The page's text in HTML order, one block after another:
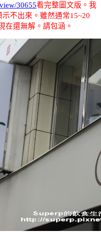
30655看完整圖文版。我
不出來。雖然通常15~20
在還無解。請包涵。